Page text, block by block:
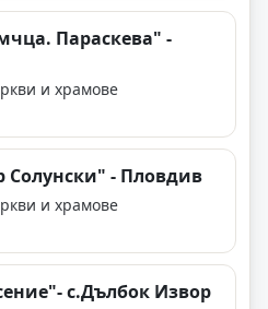
Параскева" -
и храмове
- Пловдив
и храмове
с.Дълбок Извор